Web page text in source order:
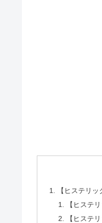
【ヒステリ
【ヒステ
【ヒステ